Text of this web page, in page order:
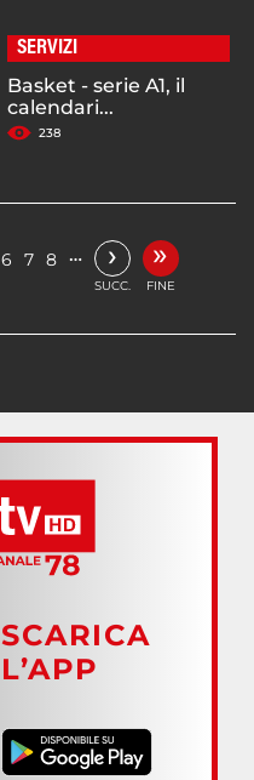
SERVIZI
Basket - serie A1, il
calendari...
238
6 7 8 … ›
SUCC.
»
FINE
SCARICA
L’APP